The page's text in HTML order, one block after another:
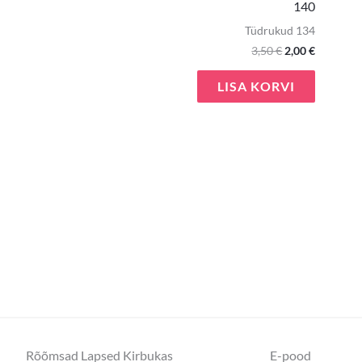
140
Tüdrukud 134
3,50€ 2,00€
LISA KORVI
Rõõmsad Lapsed Kirbukas E-pood